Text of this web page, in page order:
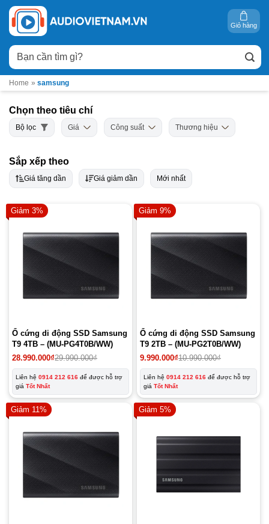
Bỏ
qua
nội
dung
Tìm
kiếm:
Giỏ hàng
Home » samsung
Chọn theo tiêu chí
Bộ lọc Giá Công suất Thương hiệu
Sắp xếp theo
Giá tăng dần Giá giảm dần Mới nhất
Giảm 3%
Ổ cứng di động SSD Samsung
T9 4TB – (MU-PG4T0B/WW)
29.990.000₫
Giá
gốc
là:
29.990.000₫.
28.990.000₫
Giá
hiện
tại
là:
28.990.000₫.
Liên hệ 0914 212 616 để được hỗ trợ
giá Tốt Nhất
Giảm 9%
Ổ cứng di động SSD Samsung
T9 2TB – (MU-PG2T0B/WW)
10.990.000₫
Giá
gốc
là:
10.990.000₫.
9.990.000₫
Giá
hiện
tại
là:
9.990.000₫.
Liên hệ 0914 212 616 để được hỗ trợ
giá Tốt Nhất
Giảm 11% Giảm 5%